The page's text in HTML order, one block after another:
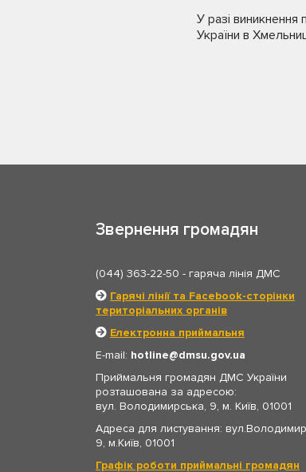
У разі виникнення
України в
Звернення громадян
(044) 363-22-50 - гаряча лінія ДМС
Гарячі лінії та Facebook-сторінки
територіальних органів
Електронна приймальня
E-mail: hotline
dmsu.gov.ua
Приймальня громадян ДМС України
розташована за адресою:
вул. Володимирська, 9, м. Київ, 01001
Адреса для листування:
9, м.Київ, 01001
Графік роботи приймальні громадян